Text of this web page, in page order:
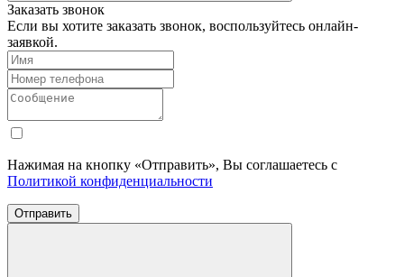
Заказать звонок
Если вы хотите заказать звонок, воспользуйтесь онлайн-
заявкой.
Нажимая на кнопку «Отправить», Вы соглашаетесь с
Политикой конфиденциальности
Отправить